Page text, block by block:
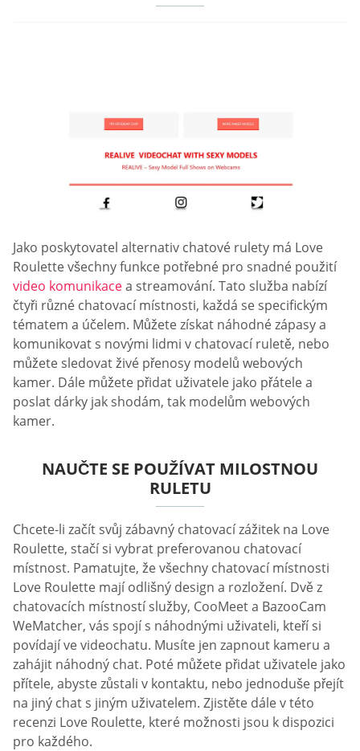
Jako poskytovatel alternativ chatové rulety má Love
Roulette všechny funkce potřebné pro snadné použití
video komunikacea streamování. Tato služba nabízí
čtyři různé chatovací místnosti, každá se specifickým
tématem a účelem. Můžete získat náhodné zápasy a
komunikovat s novými lidmi v chatovací ruletě, nebo
můžete sledovat živé přenosy modelů webových
kamer. Dále můžete přidat uživatele jako přátele a
poslat dárky jak shodám, tak modelům webových
kamer.
NAUČTE SE POUŽÍVAT MILOSTNOU
RULETU
Chcete-li začít svůj zábavný chatovací zážitek na Love
Roulette, stačí si vybrat preferovanou chatovací
místnost. Pamatujte, že všechny chatovací místnosti
Love Roulette mají odlišný design a rozložení. Dvě z
chatovacích místností služby, CooMeet a BazooCam
WeMatcher, vás spojí s náhodnými uživateli, kteří si
povídají ve videochatu. Musíte jen zapnout kameru a
zahájit náhodný chat. Poté můžete přidat uživatele jako
přítele, abyste zůstali v kontaktu, nebo jednoduše přejít
na jiný chat s jiným uživatelem. Zjistěte dále v této
recenzi Love Roulette, které možnosti jsou k dispozici
pro každého.